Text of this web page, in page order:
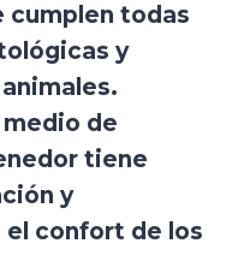
cumplen todas
y
de
tiene
y
confort de los